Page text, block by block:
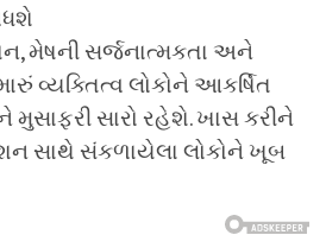
મેષની સર્જનાત્મકતા અને
વ્યક્તિત્વ લોકોને આકર્ષિત
સારો રહેશે. ખાસ કરીને
સાથે સંકળાયેલા લોકોને ખૂબ